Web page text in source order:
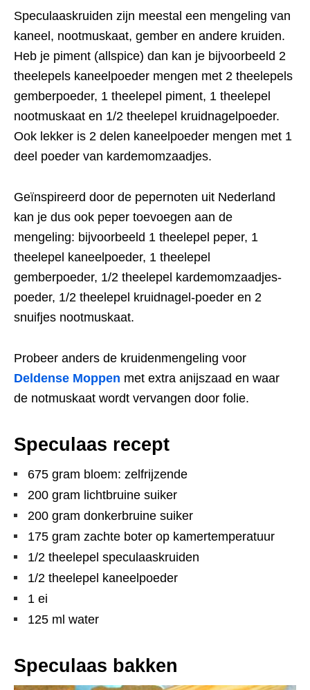
Speculaaskruiden zijn meestal een mengeling van
kaneel, nootmuskaat, gember en andere kruiden.
Heb je piment (allspice) dan kan je bijvoorbeeld 2
theelepels kaneelpoeder mengen met 2 theelepels
gemberpoeder, 1 theelepel piment, 1 theelepel
nootmuskaat en 1/2 theelepel kruidnagelpoeder.
Ook lekker is 2 delen kaneelpoeder mengen met 1
deel poeder van kardemomzaadjes.
Geïnspireerd door de pepernoten uit Nederland
kan je dus ook peper toevoegen aan de
mengeling: bijvoorbeeld 1 theelepel peper, 1
theelepel kaneelpoeder, 1 theelepel
gemberpoeder, 1/2 theelepel kardemomzaadjes-
poeder, 1/2 theelepel kruidnagel-poeder en 2
snuifjes nootmuskaat.
Probeer anders de kruidenmengeling voor
Deldense Moppen met extra anijszaad en waar
de notmuskaat wordt vervangen door folie.
Speculaas recept
675 gram bloem: zelfrijzende
200 gram lichtbruine suiker
200 gram donkerbruine suiker
175 gram zachte boter op kamertemperatuur
1/2 theelepel speculaaskruiden
1/2 theelepel kaneelpoeder
1 ei
125 ml water
Speculaas bakken